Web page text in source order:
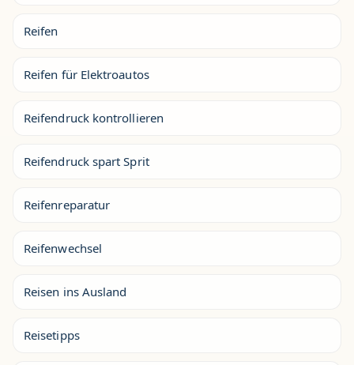
Reifen
Reifen für Elektroautos
Reifendruck kontrollieren
Reifendruck spart Sprit
Reifenreparatur
Reifenwechsel
Reisen ins Ausland
Reisetipps